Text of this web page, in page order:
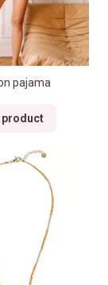
pajama
product